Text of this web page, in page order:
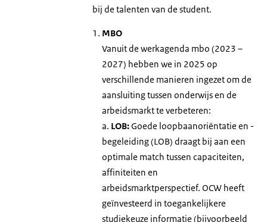
bij de talenten van de student.
MBO
Vanuit de werkagenda mbo (2023 –
2027) hebben we in 2025 op
verschillende manieren ingezet om de
aansluiting tussen onderwijs en de
arbeidsmarkt te verbeteren:
a. LOB:Goede loopbaanoriëntatie en -
begeleiding (LOB) draagt bij aan een
optimale match tussen capaciteiten,
affiniteiten en
arbeidsmarktperspectief. OCW heeft
geïnvesteerd in toegankelijkere
studiekeuze informatie (bijvoorbeeld